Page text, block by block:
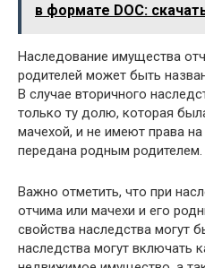
в формате DOC:
Наследование имущества
родителей может быть
В случае вторичного
только ту долю, которая
мачехой, и не имеют права
передана родным родителем.
Важно отметить, что при
отчима или мачехи и его
свойства наследства могут
наследства могут включать